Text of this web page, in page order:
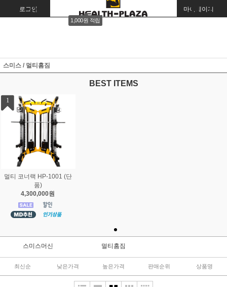
로그인 회원가입
1,000원 적립
주문조회 마이페이지
스미스 / 멀티홈짐
BEST ITEMS
1
멀티 코너랙 HP-1001 (단
품)
4,300,000원
스미스머신 멀티홈짐
최신순 낮은가격 높은가격 판매순위 상품명